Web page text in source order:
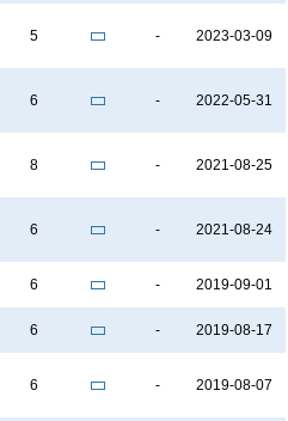
5 - 2023-03-09
6 - 2022-05-31
8 - 2021-08-25
6 - 2021-08-24
6 - 2019-09-01
6 - 2019-08-17
6 - 2019-08-07